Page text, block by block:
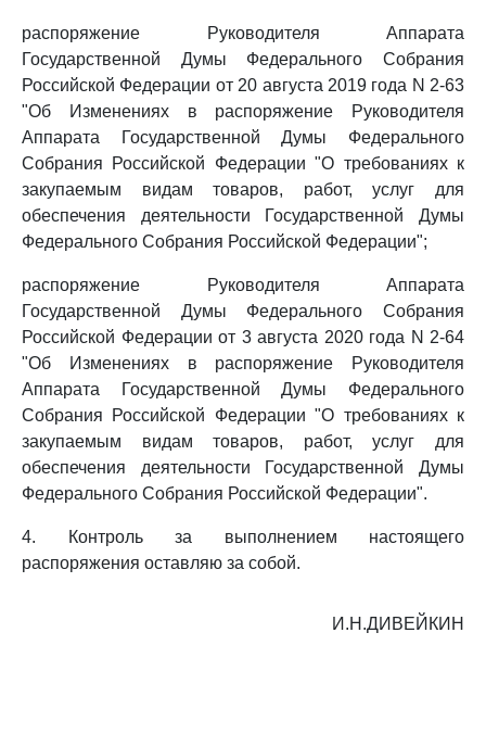
распоряжение Руководителя Аппарата
Государственной Думы Федерального Собрания
Российской Федерации от 20 августа 2019 года N 2-63
"Об Изменениях в распоряжение Руководителя
Аппарата Государственной Думы Федерального
Собрания Российской Федерации "О требованиях к
закупаемым видам товаров, работ, услуг для
обеспечения деятельности Государственной Думы
Федерального Собрания Российской Федерации";
распоряжение Руководителя Аппарата
Государственной Думы Федерального Собрания
Российской Федерации от 3 августа 2020 года N 2-64
"Об Изменениях в распоряжение Руководителя
Аппарата Государственной Думы Федерального
Собрания Российской Федерации "О требованиях к
закупаемым видам товаров, работ, услуг для
обеспечения деятельности Государственной Думы
Федерального Собрания Российской Федерации".
4. Контроль за выполнением настоящего
распоряжения оставляю за собой.
И.Н.ДИВЕЙКИН